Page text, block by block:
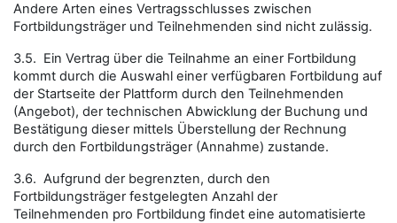
Andere Arten eines Vertragsschlusses zwischen
Fortbildungsträger und Teilnehmenden sind nicht zulässig.
3.5. Ein Vertrag über die Teilnahme an einer Fortbildung
kommt durch die Auswahl einer verfügbaren Fortbildung auf
der Startseite der Plattform durch den Teilnehmenden
(Angebot), der technischen Abwicklung der Buchung und
Bestätigung dieser mittels Überstellung der Rechnung
durch den Fortbildungsträger (Annahme) zustande.
3.6. Aufgrund der begrenzten, durch den
Fortbildungsträger festgelegten Anzahl der
Teilnehmenden pro Fortbildung findet eine automatisierte